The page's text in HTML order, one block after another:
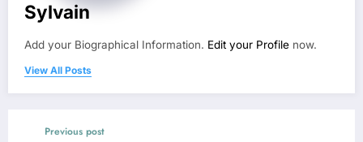
Sylvain
Add your Biographical Information. Edit your Profile now.
View All Posts
Previous post